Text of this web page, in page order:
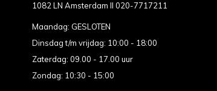
1082 LN Amsterdam II 020-7717211
Maandag: GESLOTEN
Dinsdag t/m vrijdag: 10:00 - 18:00
Zaterdag: 09.00 - 17.00 uur
Zondag: 10:30 - 15:00